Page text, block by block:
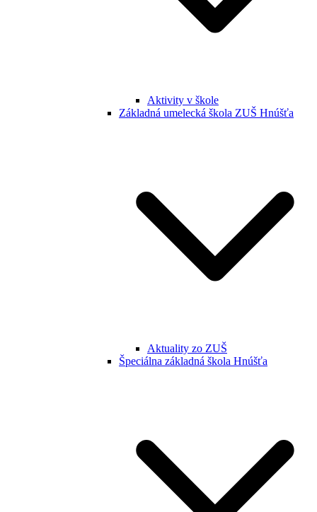
Aktivity v škole
Základná umelecká škola ZUŠ Hnúšťa
Aktuality zo ZUŠ
Špeciálna základná škola Hnúšťa